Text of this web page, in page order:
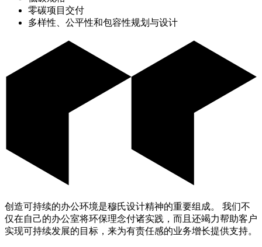
零碳项目交付
多样性、公平性和包容性规划与设计
创造可持续的办公环境是穆氏设计精神的重要组成。 我们不
仅在自己的办公室将环保理念付诸实践，而且还竭力帮助客户
实现可持续发展的目标，来为有责任感的业务增长提供支持。